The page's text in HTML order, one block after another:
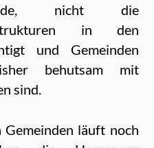
nicht die
in den
und Gemeinden
behutsam mit
sind.
läuft noch